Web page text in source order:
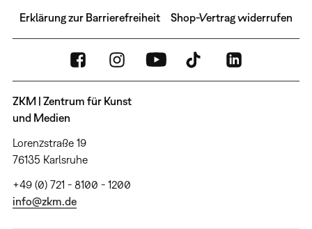
Erklärung zur Barrierefreiheit Shop-Vertrag widerrufen
ZKM | Zentrum für Kunst
und Medien
Lorenzstraße 19
76135 Karlsruhe
+49 (0) 721 - 8100 - 1200
info@zkm.de